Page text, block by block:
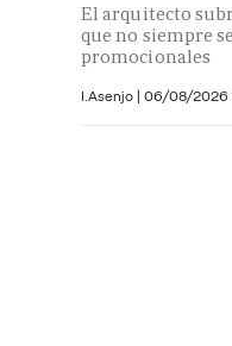
El arquitecto
que no siempre
promocionales
I.Asenjo | 06/08/2026